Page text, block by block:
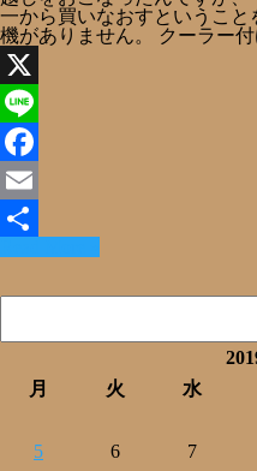
一から買いなおすというこ
機がありません。 クーラー
X
Line
Facebook
Email
共
有
月
火 水
5
6 7